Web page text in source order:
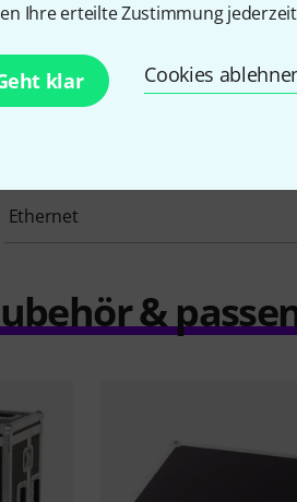
Ihre erteilte Zustimmung
klar Cookies
Artikelnummer
Preset Funktion
Ethernet
&